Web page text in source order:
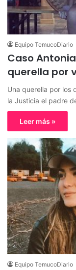
Equipo TemucoDiario
Caso
querella por
Una querella por los
la Justicia el padre
Leer más »
Equipo TemucoDiario